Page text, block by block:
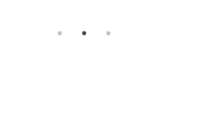
ッキーだよ！